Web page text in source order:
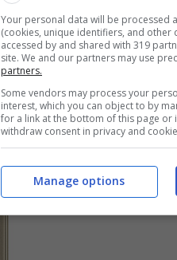
Your personal data will be processed
(cookies, unique identifiers, and other
accessed by and shared with 319
site. We and our partners may use
partners.
Some vendors may process your
interest, which you can object to by
for a link at the bottom of this page or
withdraw consent in privacy and
Manage options